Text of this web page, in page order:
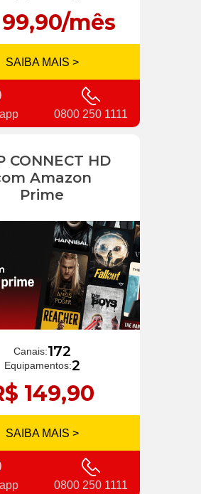
99,90/mês
SAIBA MAIS >
0800 250 1111
CONNECT HD
Amazon
Prime
Canais:172
Equipamentos:2
149,90
SAIBA MAIS >
0800 250 1111